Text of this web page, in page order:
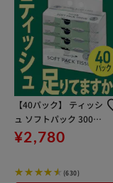
【40パック】 ティッシ
ュ ソフトパック 300枚
(150組) 5パック×8個
¥2,780
(630)